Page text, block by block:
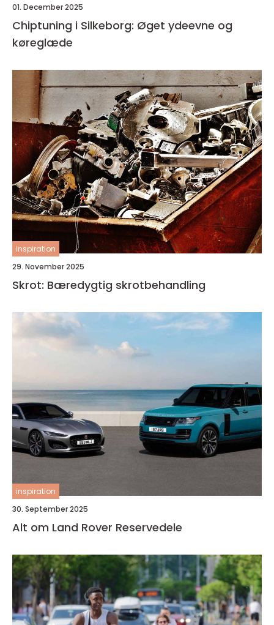
01. December 2025
Chiptuning i Silkeborg: Øget ydeevne og
køreglæde
inspiration
29. November 2025
Skrot: Bæredygtig skrotbehandling
inspiration
30. September 2025
Alt om Land Rover Reservedele